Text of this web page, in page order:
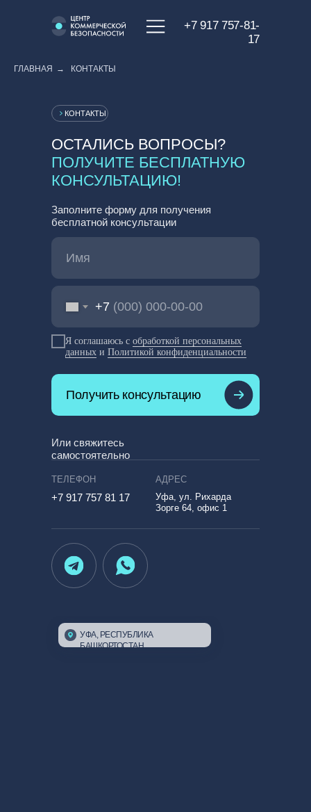
+7 917 757-81-
17
ГЛАВНАЯ → КОНТАКТЫ
+7
Я соглашаюсь с обработкой персональных
данных и Политикой конфиденциальности
ОСТАЛИСЬ ВОПРОСЫ?
ПОЛУЧИТЕ БЕСПЛАТНУЮ
КОНСУЛЬТАЦИЮ!
Заполните форму для получения
бесплатной консультации
Или свяжитесь
самостоятельно
ТЕЛЕФОН АДРЕС
+7 917 757 81 17
Уфа, ул. Рихарда
Зорге 64, офис 1
КОНТАКТЫ
LET'S GO!
Получить консультацию
УФА, РЕСПУБЛИКА
БАШКОРТОСТАН